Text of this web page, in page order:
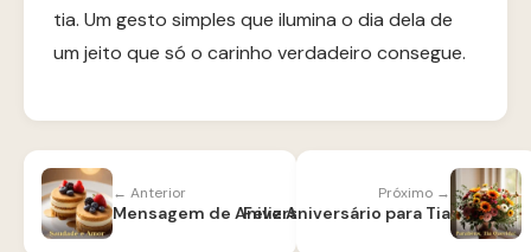
tia. Um gesto simples que ilumina o dia dela de
um jeito que só o carinho verdadeiro consegue.
← Anterior
Mensagem de Aniversário para Namorado Distante
Próximo →
Feliz Aniversário para Tia